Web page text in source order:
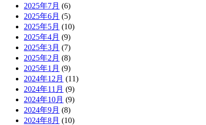
2025年7月 (6)
2025年6月 (5)
2025年5月 (10)
2025年4月 (9)
2025年3月 (7)
2025年2月 (8)
2025年1月 (9)
2024年12月 (11)
2024年11月 (9)
2024年10月 (9)
2024年9月 (8)
2024年8月 (10)